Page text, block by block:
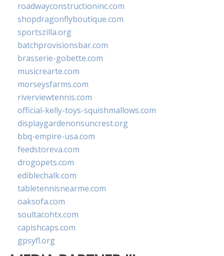
roadwayconstructioninc.com
shopdragonflyboutique.com
sportszilla.org
batchprovisionsbar.com
brasserie-gobette.com
musicrearte.com
morseysfarms.com
riverviewtennis.com
official-kelly-toys-squishmallows.com
displaygardenonsuncrest.org
bbq-empire-usa.com
feedstoreva.com
drogopets.com
ediblechalk.com
tabletennisnearme.com
oaksofa.com
soultacohtx.com
capishcaps.com
gpsyfl.org